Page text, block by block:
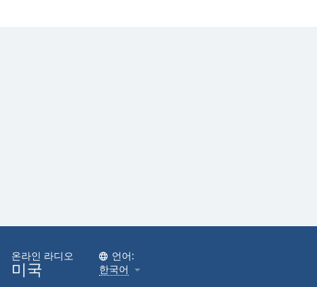
Family
Reset
Done
온라인 라디오
미국
언어:
한국어